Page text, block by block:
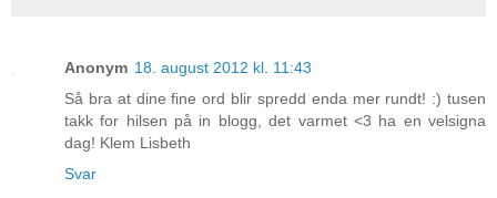
Anonym 18. august 2012 kl. 11:43
Så bra at dine fine ord blir spredd enda mer rundt! :) tusen
takk for hilsen på in blogg, det varmet <3 ha en velsigna
dag! Klem Lisbeth
Svar